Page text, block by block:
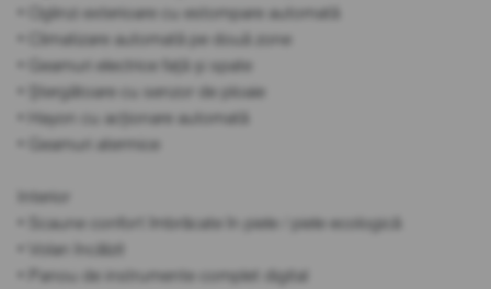
• Oglinzi exterioare cu estompare automată
• Climatizare automată pe două zone
• Geamuri electrice față și spate
• Ștergătoare cu senzor de ploaie
• Hayon cu acționare automată
• Geamuri atermice
Interior
• Scaune confort îmbrăcate în piele / piele ecologică
• Volan încălzit
• Panou de instrumente complet digital